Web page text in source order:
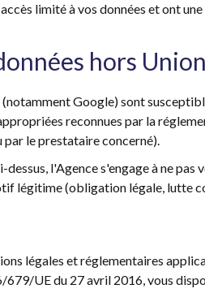
limité à vos données et ont
hors
Google) sont
reconnues par la
le prestataire concerné).
dessus, l'Agence s'engage à ne
légitime (obligation légale, lutte
légales et réglementaires
679/UE du 27 avril 2016, vous